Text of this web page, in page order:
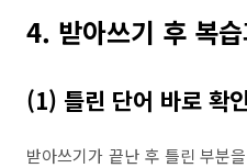
4. 받아쓰기 후 복
(1) 틀린 단어 바로 확
받아쓰기가 끝난 후 틀린 부분